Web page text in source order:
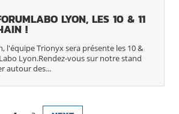
LYON, LES 10 & 11
!
l'équipe Trionyx sera présente les 10 &
Lyon.Rendez-vous sur notre stand
autour des...